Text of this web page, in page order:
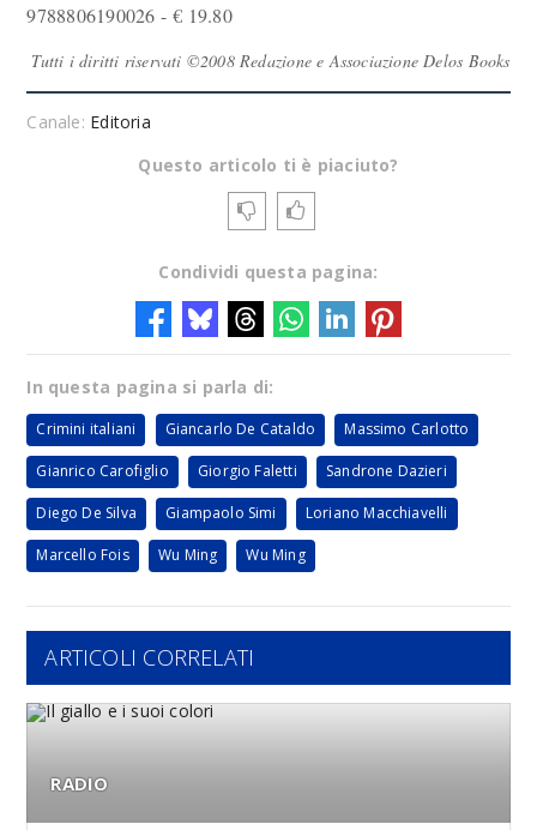
9788806190026 - € 19.80
Tutti i diritti riservati ©2008 Redazione e Associazione Delos Books
Canale: Editoria
Questo articolo ti è piaciuto?
Condividi questa pagina:
In questa pagina si parla di:
Crimini italiani Giancarlo De Cataldo Massimo Carlotto
Gianrico Carofiglio Giorgio Faletti Sandrone Dazieri
Diego De Silva Giampaolo Simi Loriano Macchiavelli
Marcello Fois Wu Ming Wu Ming
ARTICOLI CORRELATI
RADIO